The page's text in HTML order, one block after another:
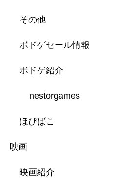
その他
ボドゲセール情報
ボドゲ紹介
nestorgames
ほびばこ
映画
映画紹介